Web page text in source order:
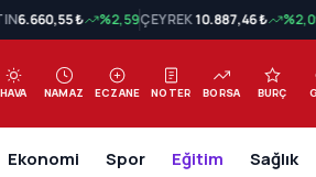
6.660,55 ₺ %2,59ÇEYREK10.887,46 ₺
HAVA NAMAZ ECZANE NOTER BORSA BURÇ
Ekonomi Spor Eğitim Sağlık